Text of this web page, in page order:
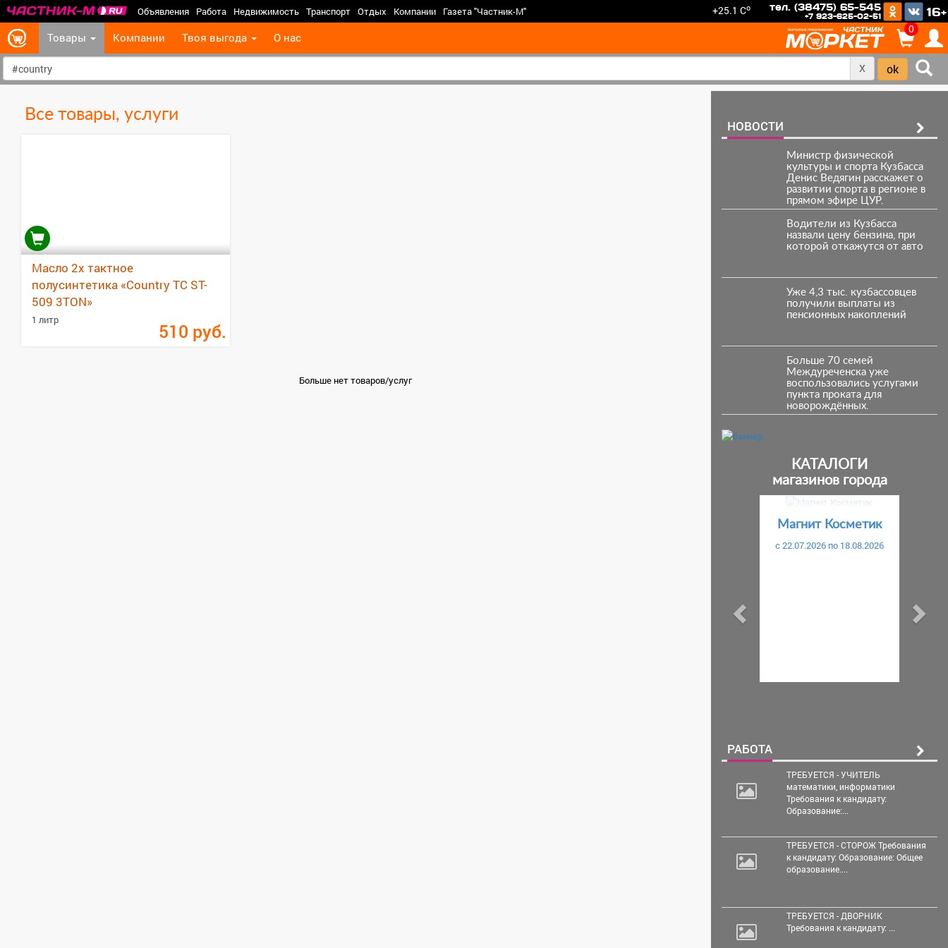
Объявления Работа Недвижимость Транспорт Отдых Компании Газета "Частник-М" +25.1 Co тел. (38475) 65-545
+7 923-625-02-51 16+
Товары Компании Твоя выгода О нас
0
>
X
Все товары, услуги
Масло 2х тактное
полусинтетика «Country TC ST-
509 3TON»
1 литр 510 руб.
Больше нет товаров/услуг
НОВОСТИ
Министр физической
культуры и спорта Кузбасса
Денис Ведягин расскажет о
развитии спорта в регионе в
прямом эфире ЦУР.
Водители из Кузбасса
назвали цену бензина, при
которой откажутся от авто
Уже 4,3 тыс. кузбассовцев
получили выплаты из
пенсионных накоплений
Больше 70 семей
Междуреченска уже
воспользовались услугами
пункта проката для
новорождённых.
КАТАЛОГИ
магазинов города
Магнит Косметик
c 22.07.2026 по 18.08.2026
Предыдущий
РАБОТА
ТРЕБУЕТСЯ - УЧИТЕЛЬ
математики, информатики
Требования к кандидату:
Образование:...
ТРЕБУЕТСЯ - СТОРОЖ Требования
к кандидату: Образование: Общее
образование....
ТРЕБУЕТСЯ - ДВОРНИК
Требования к кандидату: ...